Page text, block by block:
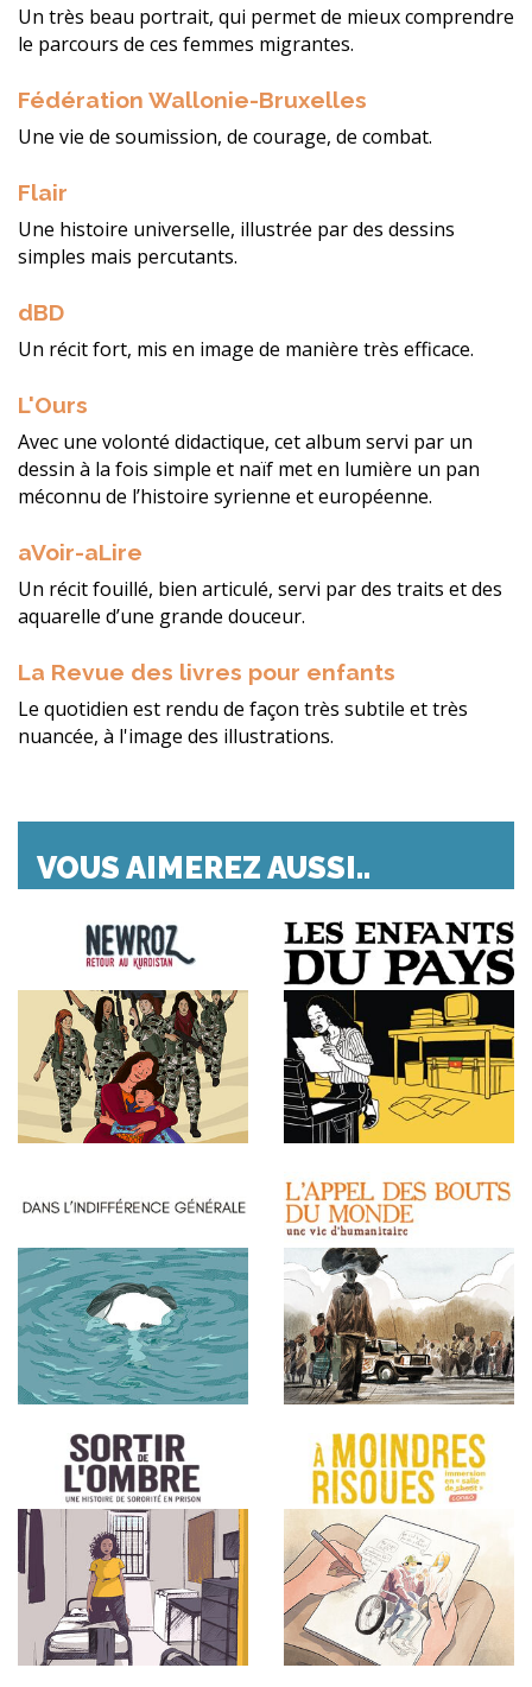
Un très beau portrait, qui permet de mieux comprendre
le parcours de ces femmes migrantes.
Fédération Wallonie-Bruxelles
Une vie de soumission, de courage, de combat.
Flair
Une histoire universelle, illustrée par des dessins
simples mais percutants.
dBD
Un récit fort, mis en image de manière très efficace.
L'Ours
Avec une volonté didactique, cet album servi par un
dessin à la fois simple et naïf met en lumière un pan
méconnu de l’histoire syrienne et européenne.
aVoir-aLire
Un récit fouillé, bien articulé, servi par des traits et des
aquarelle d’une grande douceur.
La Revue des livres pour enfants
Le quotidien est rendu de façon très subtile et très
nuancée, à l'image des illustrations.
VOUS AIMEREZ AUSSI..